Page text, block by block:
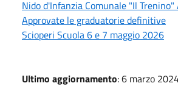
Nido d'Infanzia Comunale "Il
Approvate le graduatorie definitive
Scioperi Scuola 6 e 7 maggio 2026
Ultimo aggiornamento: 6 marzo